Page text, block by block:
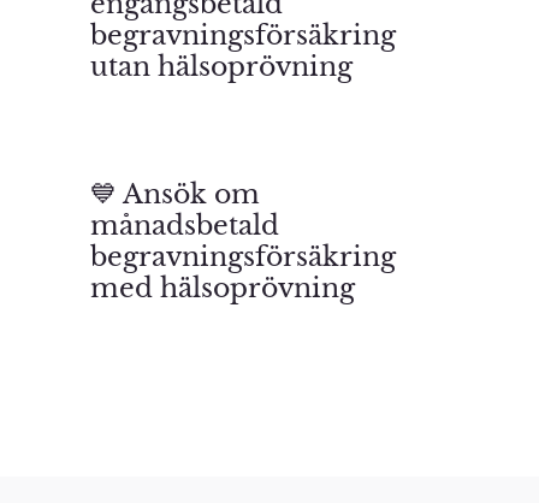
begravningsförsäkring
utan hälsoprövning
💙Ansök om
månadsbetald
begravningsförsäkring
med hälsoprövning